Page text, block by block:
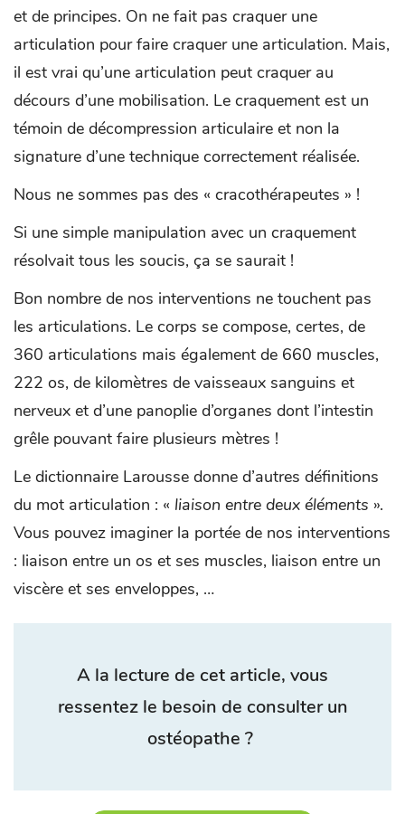
et de principes. On ne fait pas craquer une
articulation pour faire craquer une articulation. Mais,
il est vrai qu’une articulation peut craquer au
décours d’une mobilisation. Le craquement est un
témoin de décompression articulaire et non la
signature d’une technique correctement réalisée.
Nous ne sommes pas des « cracothérapeutes » !
Si une simple manipulation avec un craquement
résolvait tous les soucis, ça se saurait !
Bon nombre de nos interventions ne touchent pas
les articulations. Le corps se compose, certes, de
360 articulations mais également de 660 muscles,
222 os, de kilomètres de vaisseaux sanguins et
nerveux et d’une panoplie d’organes dont l’intestin
grêle pouvant faire plusieurs mètres !
Le dictionnaire Larousse donne d’autres définitions
du mot articulation : « liaison entre deux éléments ».
Vous pouvez imaginer la portée de nos interventions
: liaison entre un os et ses muscles, liaison entre un
viscère et ses enveloppes, …
A la lecture de cet article, vous
ressentez le besoin de consulter un
ostéopathe ?